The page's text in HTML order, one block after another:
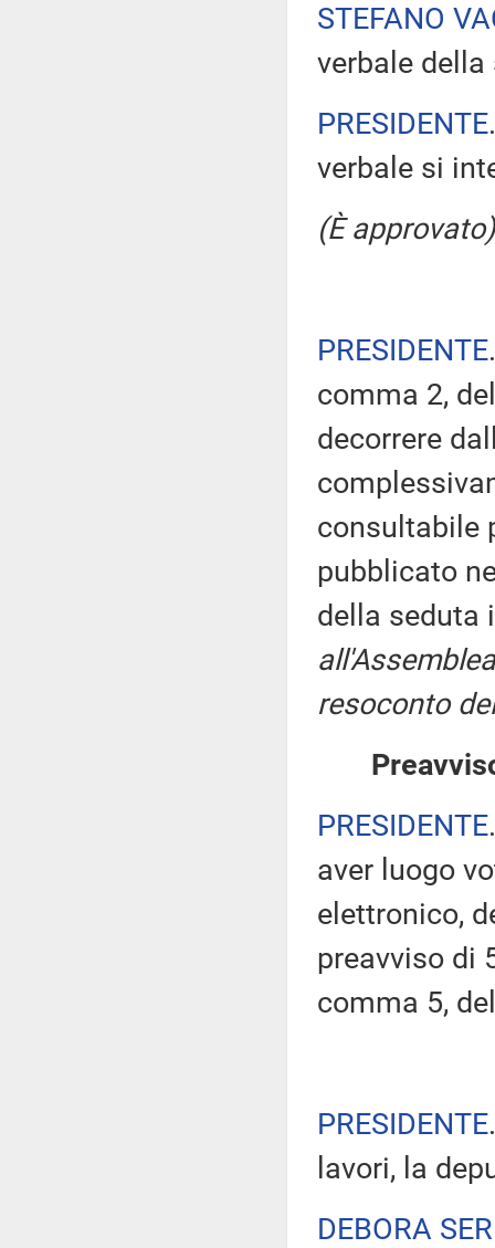
STEFANO
verbale
PRESIDENTE
verbale si
(È approvato)
PRESIDENTE
comma 2,
decorrere
consultabile
pubblicato
della seduta
resoconto
PRESIDENTE
aver luogo
elettronico,
preavviso di
comma 5,
PRESIDENTE
lavori, la
DEBORA